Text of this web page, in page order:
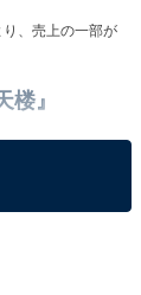
、売上の一部が
』